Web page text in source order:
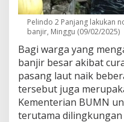
Pelindo 2 Panjang lakukan
banjir, Minggu (09/02/2025)
Bagi warga yang
banjir besar akibat
pasang laut naik
tersebut juga
Kementerian BUMN
terutama